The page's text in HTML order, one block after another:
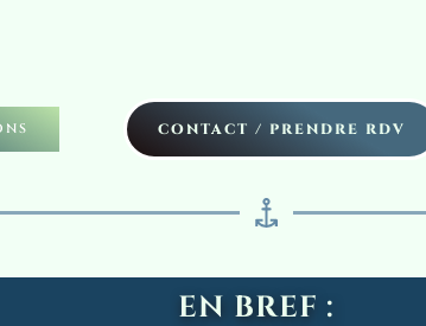
CONTACT / PRENDRE RDV
EN BREF :